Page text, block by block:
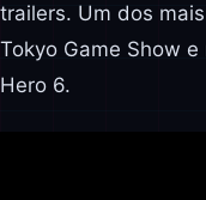
trailers. Um dos
Tokyo Game Show
Hero 6.